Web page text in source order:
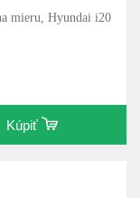
mieru, Hyundai i20
Kúpiť